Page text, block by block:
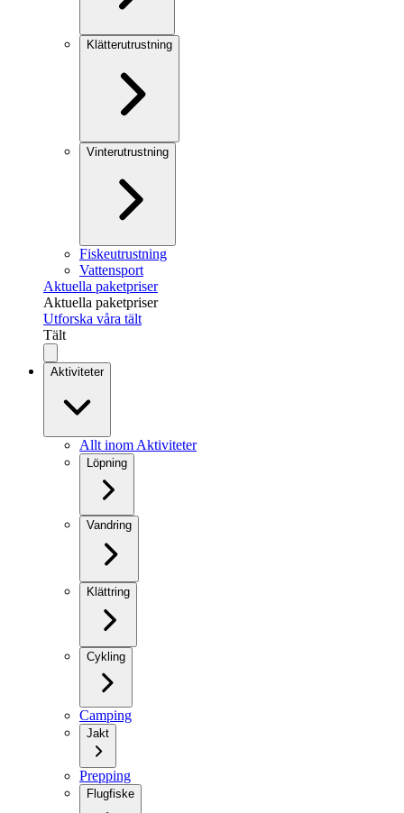
Klätterutrustning
Vinterutrustning
Fiskeutrustning
Vattensport
Aktuella paketpriser
Aktuella paketpriser
Utforska våra tält
Tält
Aktiviteter
Allt inom Aktiviteter
Löpning
Vandring
Klättring
Cykling
Camping
Jakt
Prepping
Flugfiske